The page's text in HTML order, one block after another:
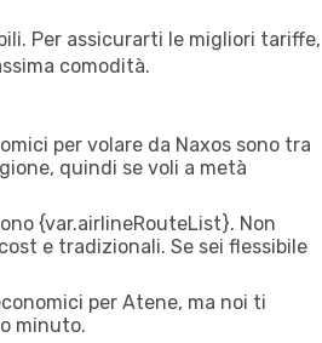
Per assicurarti le migliori tariffe,
comodità.
per volare da Naxos sono tra
quindi se voli a metà
{​var.airlineRouteList}. Non
e tradizionali. Se sei flessibile
per Atene, ma noi ti
minuto.